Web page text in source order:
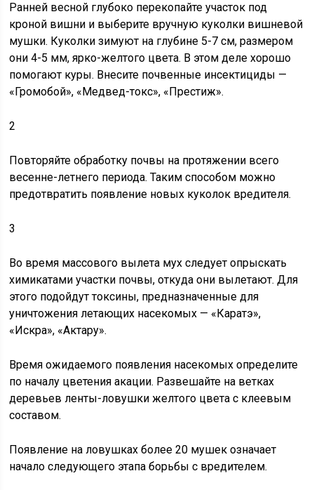
Ранней весной глубоко перекопайте участок под
кроной вишни и выберите вручную куколки вишневой
мушки. Куколки зимуют на глубине 5-7 см, размером
они 4-5 мм, ярко-желтого цвета. В этом деле хорошо
помогают куры. Внесите почвенные инсектициды —
«Громобой», «Медвед-токс», «Престиж».
2
Повторяйте обработку почвы на протяжении всего
весенне-летнего периода. Таким способом можно
предотвратить появление новых куколок вредителя.
3
Во время массового вылета мух следует опрыскать
химикатами участки почвы, откуда они вылетают. Для
этого подойдут токсины, предназначенные для
уничтожения летающих насекомых — «Каратэ»,
«Искра», «Актару».
Время ожидаемого появления насекомых определите
по началу цветения акации. Развешайте на ветках
деревьев ленты-ловушки желтого цвета с клеевым
составом.
Появление на ловушках более 20 мушек означает
начало следующего этапа борьбы с вредителем.